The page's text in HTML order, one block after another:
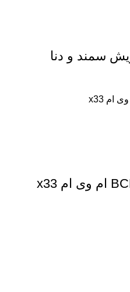
جعبه فیوز بی سی ام BCM ام وی ام x33